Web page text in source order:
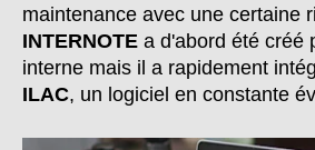
maintenance avec une certaine
INTERNOTE a d'abord été créé
interne mais il a rapidement
ILAC, un logiciel en constante